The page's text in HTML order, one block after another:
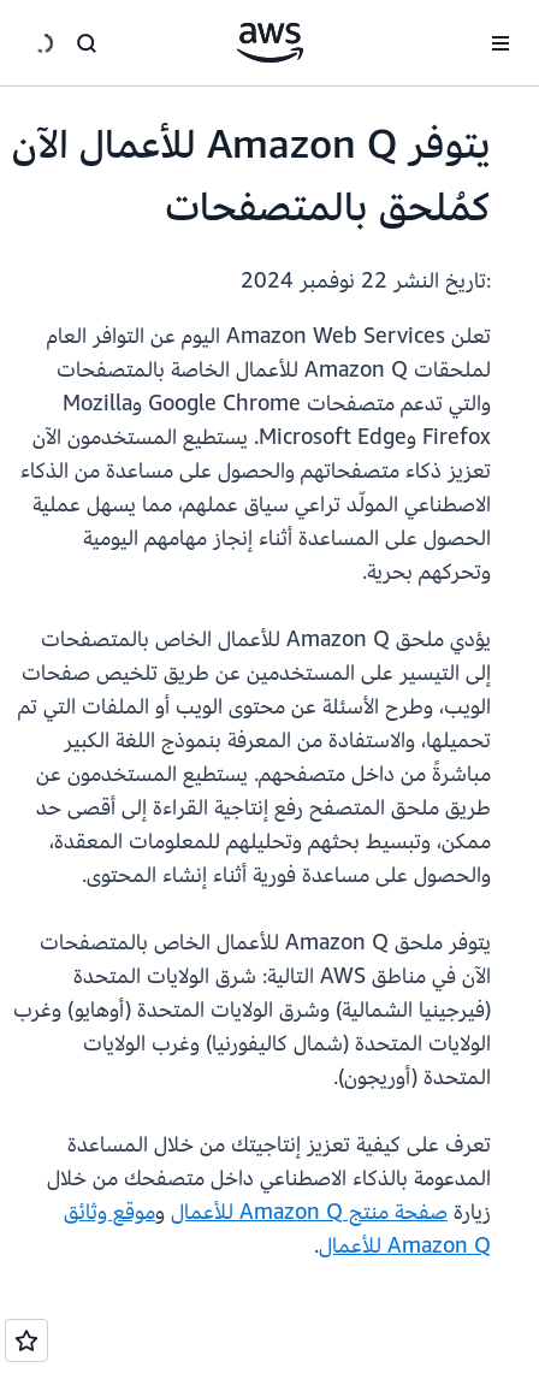
يتوفر Amazon Q للأعمال الآن
كمُلحق بالمتصفحات
:تاريخ النشر
تعلن Amazon Web Services اليوم عن التوافر العام
لملحقات Amazon Q للأعمال الخاصة بالمتصفحات
والتي تدعم متصفحات Google Chrome وMozilla
Firefox وMicrosoft Edge. يستطيع المستخدمون الآن
تعزيز ذكاء متصفحاتهم والحصول على مساعدة من الذكاء
الاصطناعي المولّد تراعي سياق عملهم، مما يسهل عملية
الحصول على المساعدة أثناء إنجاز مهامهم اليومية
وتحركهم بحرية.
يؤدي ملحق Amazon Q للأعمال الخاص بالمتصفحات
إلى التيسير على المستخدمين عن طريق تلخيص صفحات
الويب، وطرح الأسئلة عن محتوى الويب أو الملفات التي تم
تحميلها، والاستفادة من المعرفة بنموذج اللغة الكبير
مباشرةً من داخل متصفحهم. يستطيع المستخدمون عن
طريق ملحق المتصفح رفع إنتاجية القراءة إلى أقصى حد
ممكن، وتبسيط بحثهم وتحليلهم للمعلومات المعقدة،
والحصول على مساعدة فورية أثناء إنشاء المحتوى.
يتوفر ملحق Amazon Q للأعمال الخاص بالمتصفحات
الآن في مناطق AWS التالية: شرق الولايات المتحدة
(فيرجينيا الشمالية) وشرق الولايات المتحدة (أوهايو) وغرب
الولايات المتحدة (شمال كاليفورنيا) وغرب الولايات
المتحدة (أوريجون).
تعرف على كيفية تعزيز إنتاجيتك من خلال المساعدة
المدعومة بالذكاء الاصطناعي داخل متصفحك من خلال
زيارةصفحة منتج Amazon Q للأعمال وموقع وثائق
Amazon Q للأعمال
.